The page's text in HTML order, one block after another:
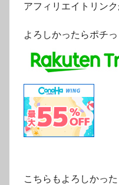
アフィリエイトリンク
よろしかったらポチっ
こちらもよろしかっ